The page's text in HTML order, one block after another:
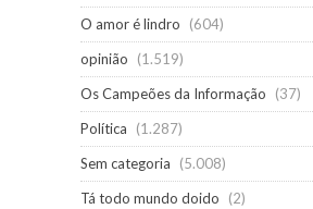
O amor é lindro
(604)
opinião
(1.519)
Os Campeões da Informação
(37)
Política
(1.287)
Sem categoria
(5.008)
Tá todo mundo doido
(2)